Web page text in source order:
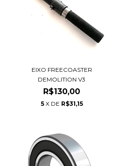
EIXO FREECOASTER
DEMOLITION V3
R$130,00
5 X DE R$31,15